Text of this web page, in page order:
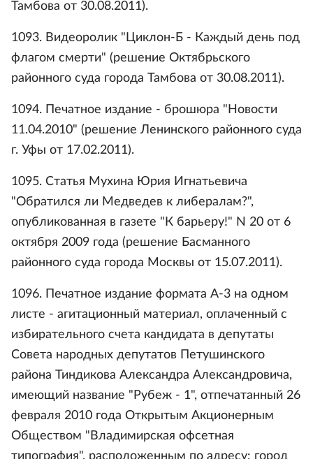
Тамбова от 30.08.2011).
1093. Видеоролик "Циклон-Б - Каждый день под
флагом смерти" (решение Октябрьского
районного суда города Тамбова от 30.08.2011).
1094. Печатное издание - брошюра "Новости
11.04.2010" (решение Ленинского районного суда
г. Уфы от 17.02.2011).
1095. Статья Мухина Юрия Игнатьевича
"Обратился ли Медведев к либералам?",
опубликованная в газете "К барьеру!" N 20 от 6
октября 2009 года (решение Басманного
районного суда города Москвы от 15.07.2011).
1096. Печатное издание формата А-3 на одном
листе - агитационный материал, оплаченный с
избирательного счета кандидата в депутаты
Совета народных депутатов Петушинского
района Тиндикова Александра Александровича,
имеющий название "Рубеж - 1", отпечатанный 26
февраля 2010 года Открытым Акционерным
Обществом "Владимирская офсетная
типография", расположенным по адресу: город